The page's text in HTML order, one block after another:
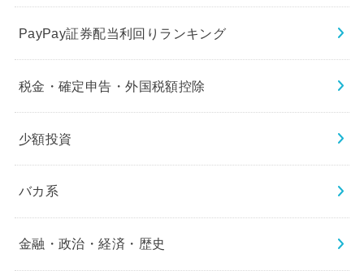
PayPay証券配当利回りランキング
税金・確定申告・外国税額控除
少額投資
バカ系
金融・政治・経済・歴史